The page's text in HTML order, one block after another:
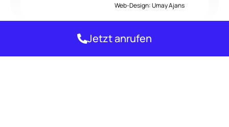
Web-Design:Umay Ajans
Jetzt anrufen